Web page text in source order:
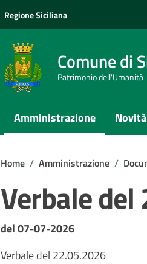
Regione Siciliana
Comune di
Patrimonio dell'Umanità
Amministrazione Novità
Home / Amministrazione /
Verbale
Dettagli del
del 07-07-2026
Verbale del 22.05.2026